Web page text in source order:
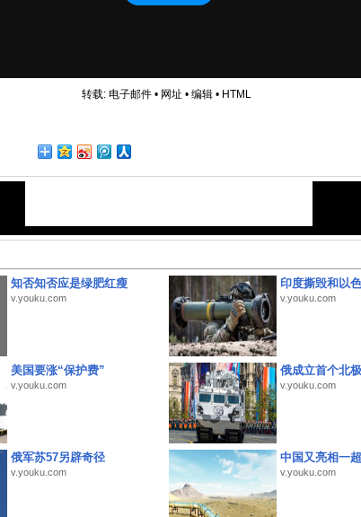
转载: 电子邮件• 网址 • 编辑• HTML
知否知否应是绿肥红瘦
v.youku.com
印度撕毁和以
v.youku.com
美国要涨“保护费”
v.youku.com
俄成立首个北
v.youku.com
俄军苏57另辟奇径
v.youku.com
中国又亮相一
v.youku.com